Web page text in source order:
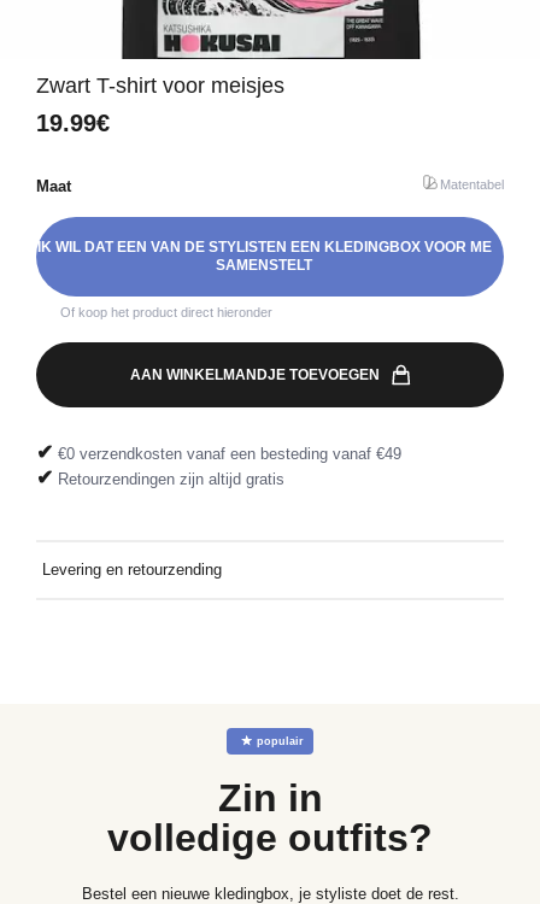
Zwart T-shirt voor meisjes
19.99€
Maat Matentabel
IK WIL DAT EEN VAN DE STYLISTEN EEN KLEDINGBOX VOOR ME
SAMENSTELT
Of koop het product direct hieronder
AAN WINKELMANDJE TOEVOEGEN
✔ €0 verzendkosten vanaf een besteding vanaf €49
✔ Retourzendingen zijn altijd gratis
Levering en retourzending
☆ populair
Zin in
volledige outfits?
Bestel een nieuwe kledingbox, je styliste doet de rest.